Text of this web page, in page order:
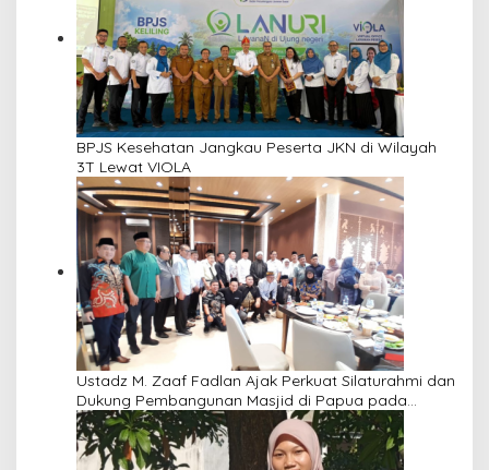
BPJS Kesehatan Jangkau Peserta JKN di Wilayah
3T Lewat VIOLA
Ustadz M. Zaaf Fadlan Ajak Perkuat Silaturahmi dan
Dukung Pembangunan Masjid di Papua pada
Pengajian Yayasan Alimbas Insan Cita